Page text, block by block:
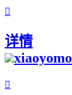

详情
xiaoyomo
